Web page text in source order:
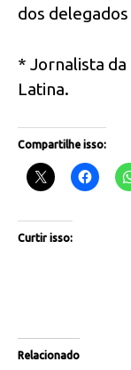
dos
* Jornalista da
Latina.
Compartilhe isso:
Curtir isso:
Relacionado